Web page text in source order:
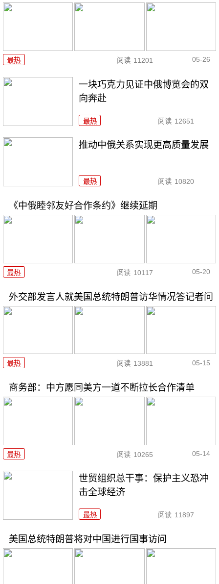
最热 阅读 11201 05-26
一块巧克力见证中俄博览会的双
向奔赴
最热 阅读 12651
推动中俄关系实现更高质量发展
最热 阅读 10820
《中俄睦邻友好合作条约》继续延期
最热 阅读 10117 05-20
外交部发言人就美国总统特朗普访华情况答记者问
最热 阅读 13881 05-15
商务部：中方愿同美方一道不断拉长合作清单
最热 阅读 10265 05-14
世贸组织总干事：保护主义恐冲
击全球经济
最热 阅读 11897
美国总统特朗普将对中国进行国事访问